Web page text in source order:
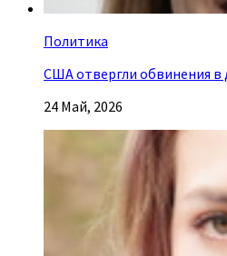
Политика
США отвергли обвинения в
24 Май, 2026